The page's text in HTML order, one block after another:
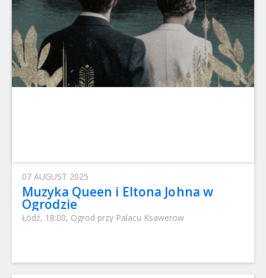
07 AUGUST 2025
Muzyka Queen i Eltona Johna w
Ogrodzie
Łódź, 18:00, Ogrod przy Palacu Ksawerow